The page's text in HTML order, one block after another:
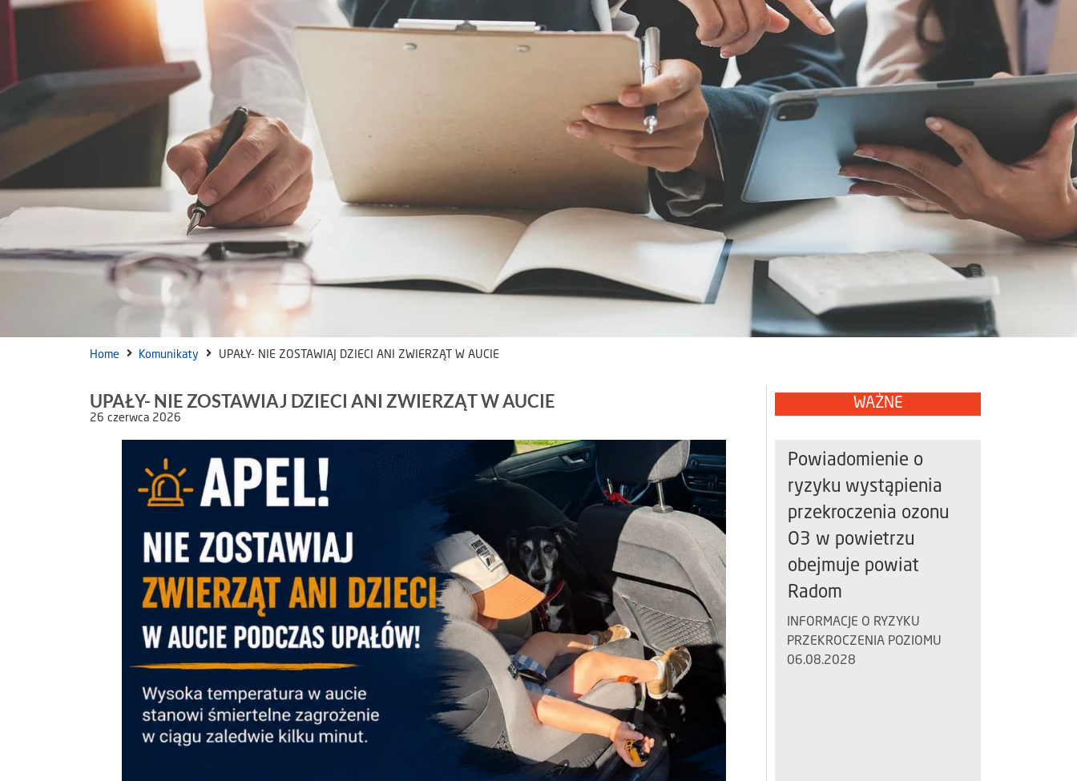
Home Komunikaty UPAŁY- NIE ZOSTAWIAJ DZIECI ANI ZWIERZĄT W AUCIE
UPAŁY- NIE ZOSTAWIAJ DZIECI ANI ZWIERZĄT W AUCIE
26 czerwca 2026
WAŻNE
Powiadomienie o
ryzyku wystąpienia
przekroczenia ozonu
O3 w powietrzu
obejmuje powiat
Radom
INFORMACJE O RYZYKU
PRZEKROCZENIA POZIOMU
06.08.2028